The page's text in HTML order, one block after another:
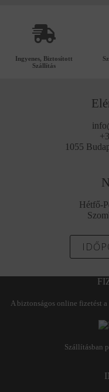
Ingyenes, Biztosított
Szállítás
1055
Hétfő-
A biztonságos online fizetést
Szállításban